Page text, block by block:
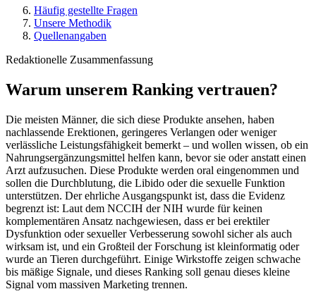
Häufig gestellte Fragen
Unsere Methodik
Quellenangaben
Redaktionelle Zusammenfassung
Warum unserem Ranking vertrauen?
Die meisten Männer, die sich diese Produkte ansehen, haben
nachlassende Erektionen, geringeres Verlangen oder weniger
verlässliche Leistungsfähigkeit bemerkt – und wollen wissen, ob ein
Nahrungsergänzungsmittel helfen kann, bevor sie oder anstatt einen
Arzt aufzusuchen. Diese Produkte werden oral eingenommen und
sollen die Durchblutung, die Libido oder die sexuelle Funktion
unterstützen. Der ehrliche Ausgangspunkt ist, dass die Evidenz
begrenzt ist: Laut dem NCCIH der NIH wurde für keinen
komplementären Ansatz nachgewiesen, dass er bei erektiler
Dysfunktion oder sexueller Verbesserung sowohl sicher als auch
wirksam ist, und ein Großteil der Forschung ist kleinformatig oder
wurde an Tieren durchgeführt. Einige Wirkstoffe zeigen schwache
bis mäßige Signale, und dieses Ranking soll genau dieses kleine
Signal vom massiven Marketing trennen.